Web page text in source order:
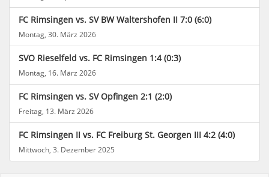
FC Rimsingen vs. SV BW Waltershofen II 7:0 (6:0)
Montag, 30. März 2026
SVO Rieselfeld vs. FC Rimsingen 1:4 (0:3)
Montag, 16. März 2026
FC Rimsingen vs. SV Opfingen 2:1 (2:0)
Freitag, 13. März 2026
FC Rimsingen II vs. FC Freiburg St. Georgen III 4:2 (4:0)
Mittwoch, 3. Dezember 2025